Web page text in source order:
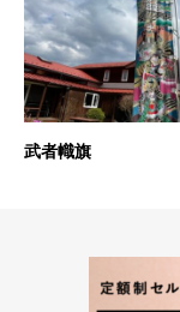
武者幟旗